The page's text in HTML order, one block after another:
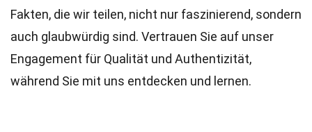
Fakten, die wir teilen, nicht nur faszinierend, sondern
auch glaubwürdig sind. Vertrauen Sie auf unser
Engagement für Qualität und Authentizität,
während Sie mit uns entdecken und lernen.